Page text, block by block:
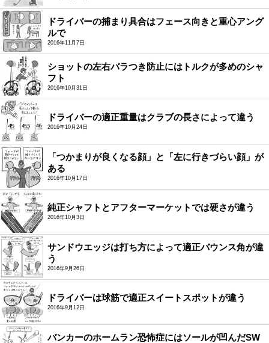
ドライバーの捕まり具合はフェース向きと重心アング
ルで
2016年11月7日
ショットの左右バラつき防止にはトルクが多めのシャ
フト
2016年10月31日
ドライバーの適正重量はクラブの長さによって違う
2016年10月24日
「つかまりが良くなる顔」と「左に行きづらい顔」が
ある
2016年10月17日
純正シャフトとアフターマーケットでは硬さが違う
2016年10月3日
サンドウエッジは打ち方によって適正バウンス角が違
う
2016年9月26日
ドライバーは球筋で適正スイートスポットが違う
2016年9月12日
バンカーのホームラン恐怖症にはソールが凹んだSW